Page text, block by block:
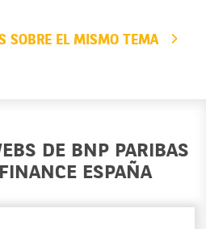
SOBRE EL MISMO TEMA
DE BNP PARIBAS
ESPAÑA